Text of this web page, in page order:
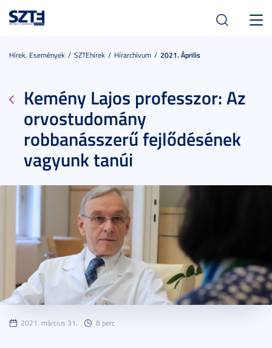
Hírek, Események SZTEhírek Hírarchívum 2021. Április
Kemény Lajos professzor: Az
orvostudomány
robbanásszerű fejlődésének
vagyunk tanúi
2021. március 31. 8 perc